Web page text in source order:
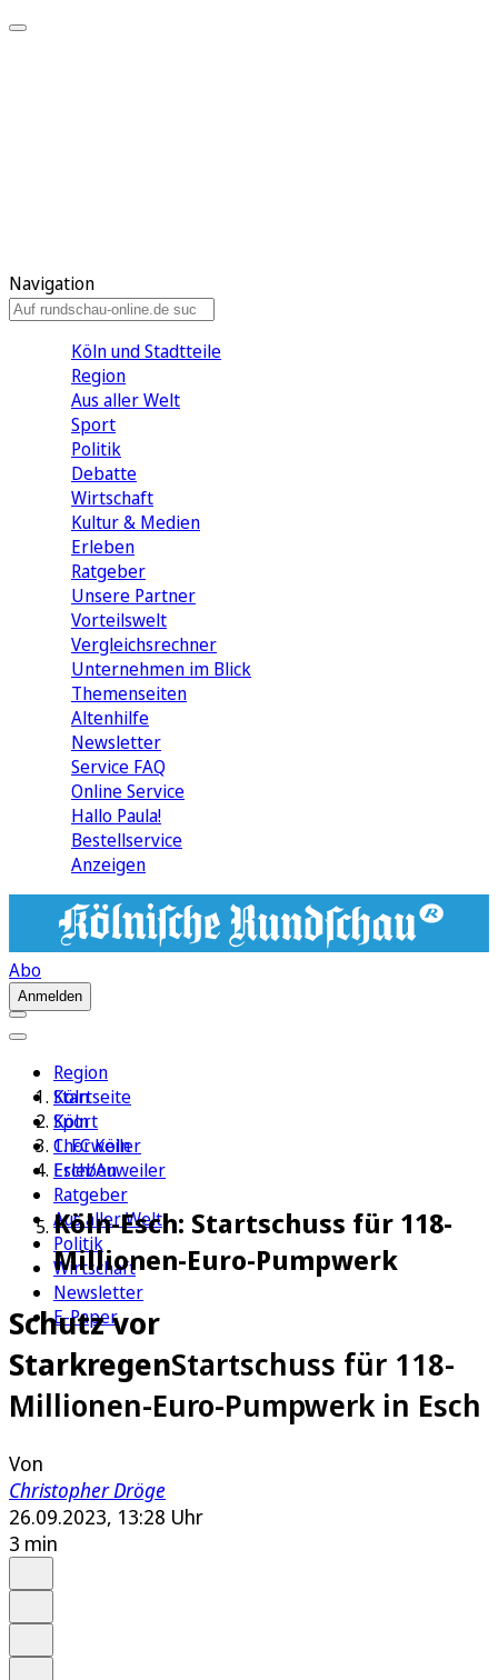
Navigation
Köln und Stadtteile
Region
Aus aller Welt
Sport
Politik
Debatte
Wirtschaft
Kultur & Medien
Erleben
Ratgeber
Unsere Partner
Vorteilswelt
Vergleichsrechner
Unternehmen im Blick
Themenseiten
Altenhilfe
Newsletter
Service FAQ
Online Service
Hallo Paula!
Bestellservice
Anzeigen
Abo
Anmelden
Region
Köln
Sport
1. FC Köln
Erleben
Ratgeber
Aus aller Welt
Politik
Wirtschaft
Newsletter
E-Paper
Startseite
Köln
Chorweiler
Esch/Auweiler
Köln-Esch: Startschuss für 118-
Millionen-Euro-Pumpwerk
Schutz vor
StarkregenStartschuss für 118-
Millionen-Euro-Pumpwerk in Esch
Von
Christopher Dröge
26.09.2023, 13:28 Uhr
3 min